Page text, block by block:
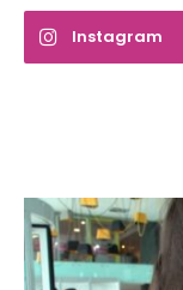
Instagram